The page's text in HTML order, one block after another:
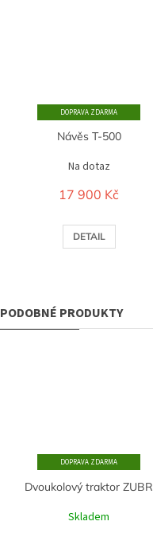
ZDARMA
Návěs T-500
Na dotaz
17 900 Kč
DETAIL
ZDARMA
Dvoukolový traktor ZUBR
Skladem